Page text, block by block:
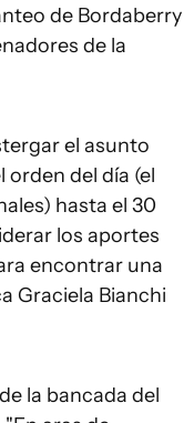
de Bordaberry
de la
el asunto
del día (el
hasta el 30
los aportes
encontrar una
Graciela Bianchi
la bancada del